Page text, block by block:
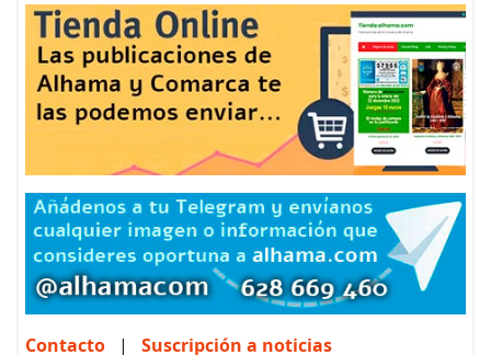
Contacto | Suscripción a noticias